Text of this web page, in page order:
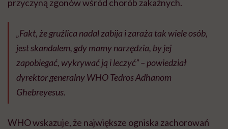
przyczyną zgonów wśród chorób zakaźnych.
„Fakt, że gruźlica nadal zabija i zaraża tak wiele osób,
jest skandalem, gdy mamy narzędzia, by jej
zapobiegać, wykrywać ją i leczyć” – powiedział
dyrektor generalny WHO Tedros Adhanom
Ghebreyesus.
WHO wskazuje, że największe ogniska zachorowań